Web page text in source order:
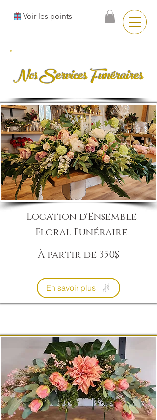
Voir les points
Nos Services Funéraires
Location d'Ensemble
Floral Funéraire
À partir de 350$
En savoir plus